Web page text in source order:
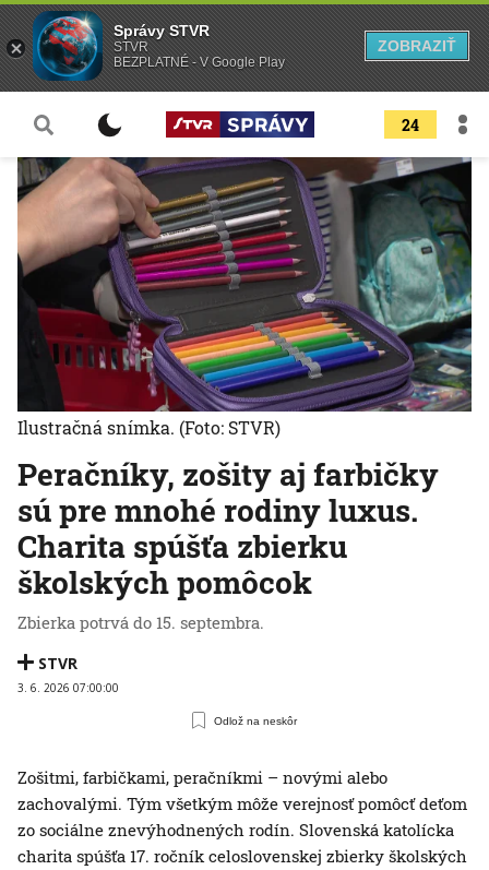
24
Peračníky, zošity aj farbičky
sú pre mnohé rodiny luxus.
Charita spúšťa zbierku
školských pomôcok
Zbierka potrvá do 15. septembra.
STVR
3. 6. 2026 07:00:00
Odlož na neskôr
Ilustračná snímka. (Foto: STVR)
Zošitmi, farbičkami, peračníkmi – novými alebo
zachovalými. Tým všetkým môže verejnosť pomôcť deťom
zo sociálne znevýhodnených rodín. Slovenská katolícka
charita spúšťa 17. ročník celoslovenskej zbierky školských
Správy STVR
STVR
BEZPLATNÉ - V Google Play
ZOBRAZIŤ